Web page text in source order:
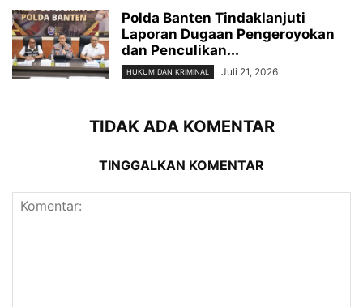
Polda Banten Tindaklanjuti
Laporan Dugaan Pengeroyokan
dan Penculikan...
HUKUM DAN KRIMINAL Juli 21, 2026
TIDAK ADA KOMENTAR
TINGGALKAN KOMENTAR